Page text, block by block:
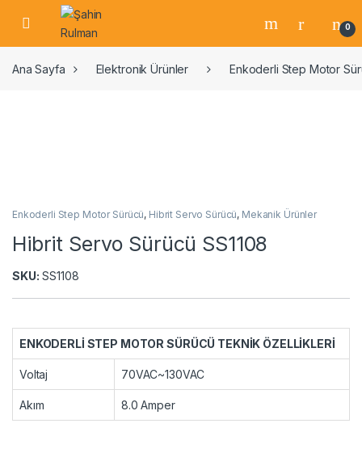
0
Ana Sayfa Elektronik Ürünler Enkoderli Step Motor
Enkoderli Step Motor Sürücü, Hibrit Servo Sürücü, Mekanik Ürünler
Hibrit Servo Sürücü SS1108
SKU: SS1108
ENKODERLİ STEP MOTOR SÜRÜCÜ TEKNİK ÖZELLİKLERİ
Voltaj 70VAC~130VAC
Akım 8.0 Amper